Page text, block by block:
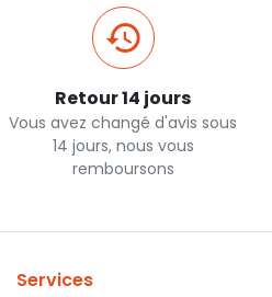
Retour 14 jours
Vous avez changé d'avis sous
14 jours, nous vous
remboursons
Services